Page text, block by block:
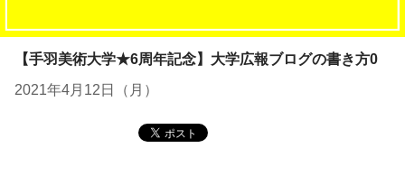
【手羽美術大学★6周年記念】大学広報ブログの書き方0
2021年4月12日（月）